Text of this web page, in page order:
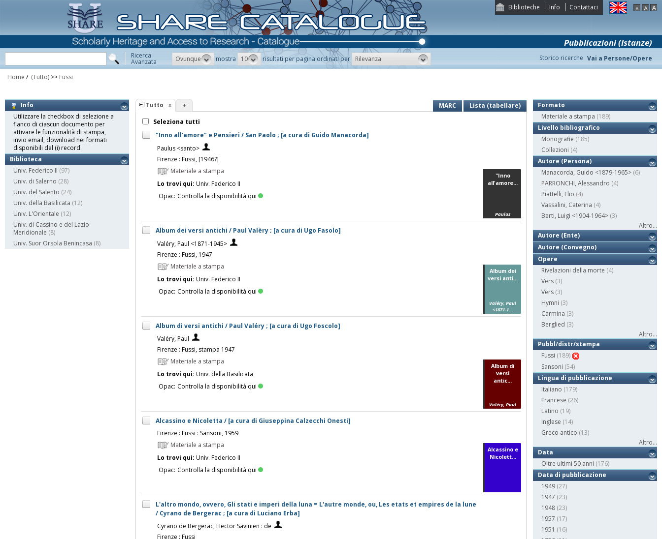
Biblioteche Info Contattaci
Storico ricerche
Pubblicazioni (Istanze)
Ricerca
Avanzata Ovunque mostra 10 risultati per pagina ordinati per Rilevanza Vai a Persone/Opere
Home / (Tutto) >> Fussi
Info
Utilizzare la checkbox di selezione a
fianco di ciascun documento per
attivare le funzionalità di stampa,
invio email, download nei formati
disponibili del (i) record.
Biblioteca
Univ. Federico II (97)
Univ. di Salerno (28)
Univ. del Salento (24)
Univ. della Basilicata (12)
Univ. L'Orientale (12)
Univ. di Cassino e del Lazio
Meridionale (8)
Univ. Suor Orsola Benincasa (8)
Tutto + MARC
Lista (tabellare)
Seleziona tutti
"Inno all'amore" e Pensieri / San Paolo ; [a cura di Guido Manacorda]
Paulus <santo>
Firenze : Fussi, [1946?]
Materiale a stampa
Lo trovi qui: Univ. Federico II
Opac: Controlla la disponibilità qui
"Inno
all'amore...
Paulus
Album dei versi antichi / Paul Valèry ; [a cura di Ugo Fasolo]
Valéry, Paul <1871-1945>
Firenze : Fussi, 1947
Materiale a stampa
Lo trovi qui: Univ. Federico II
Opac: Controlla la disponibilità qui
Album dei
versi anti...
Valéry, Paul
<1871-1...
Album di versi antichi / Paul Valéry ; [a cura di Ugo Foscolo]
Valéry, Paul
Firenze : Fussi, stampa 1947
Materiale a stampa
Lo trovi qui: Univ. della Basilicata
Opac: Controlla la disponibilità qui
Album di
versi
antic...
Valéry, Paul
Alcassino e Nicoletta / [a cura di Giuseppina Calzecchi Onesti]
Firenze : Fussi : Sansoni, 1959
Materiale a stampa
Lo trovi qui: Univ. Federico II
Opac: Controlla la disponibilità qui
Alcassino e
Nicolett...
L'altro mondo, ovvero, Gli stati e imperi della luna = L'autre monde, ou, Les etats et empires de la lune
/ Cyrano de Bergerac ; [a cura di Luciano Erba]
Cyrano de Bergerac, Hector Savinien : de
Firenze : Fussi
Formato
Materiale a stampa (189)
Livello bibliografico
Monografie (185)
Collezioni (4)
Autore (Persona)
Manacorda, Guido <1879-1965> (6)
PARRONCHI, Alessandro (4)
Piattelli, Elio (4)
Vassalini, Caterina (4)
Berti, Luigi <1904-1964> (3)
Altro...
Autore (Ente)
Autore (Convegno)
Opere
Rivelazioni della morte (4)
Vers (3)
Vers (3)
Hymni (3)
Carmina (3)
Berglied (3)
Altro...
Pubbl/distr/stampa
Fussi (189)
Sansoni (54)
Lingua di pubblicazione
Italiano (179)
Francese (26)
Latino (19)
Inglese (14)
Greco antico (13)
Altro...
Data
Oltre ultimi 50 anni (176)
Data di pubblicazione
1949 (27)
1947 (23)
1948 (23)
1957 (17)
1951 (16)